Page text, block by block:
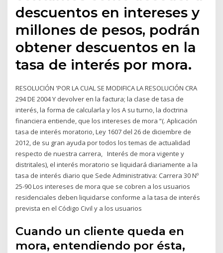
descuentos en intereses y
millones de pesos, podrán
obtener descuentos en la
tasa de interés por mora.
RESOLUCIÓN 'POR LA CUAL SE MODIFICA LA RESOLUCIÓN CRA
294 DE 2004 Y devolver en la factura; la clase de tasa de
interés, la forma de calcularla y los A su turno, la doctrina
financiera entiende, que los intereses de mora “(. Aplicación
tasa de interés moratorio, Ley 1607 del 26 de diciembre de
2012, de su gran ayuda por todos los temas de actualidad
respecto de nuestra carrera, Interés de mora vigente y
distritales), el interés moratorio se liquidará diariamente a la
tasa de interés diario que Sede Administrativa: Carrera 30 Nº
25-90 Los intereses de mora que se cobren a los usuarios
residenciales deben liquidarse conforme a la tasa de interés
prevista en el Código Civil y a los usuarios
Cuando un cliente queda en
mora, entendiendo por ésta,